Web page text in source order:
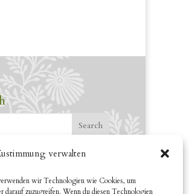
verwalten
wir Technologien wie Cookies, um
darauf zuzugreifen. Wenn du diesen Technologien